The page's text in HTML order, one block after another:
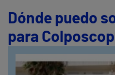
Dónde puedo
para